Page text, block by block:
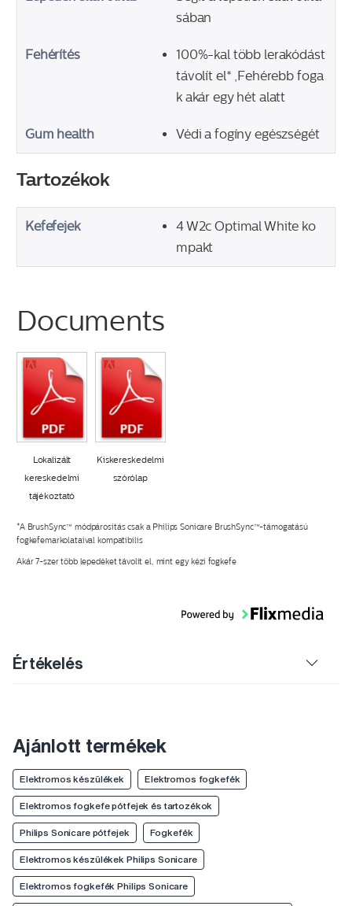
sában
Fehérítés
100%-kal több lerakódást
távolít el* ,Fehérebb foga
k akár egy hét alatt
Gum health Védi a fogíny egészségét
Tartozékok
Kefefejek
4 W2c Optimal White ko
mpakt
Documents
Lokalizált
kereskedelmi
tájékoztató
Kiskereskedelmi
szórólap
*A BrushSync™ módpárosítás csak a Philips Sonicare BrushSync™-támogatású
fogkefemarkolataival kompatibilis
Akár 7-szer több lepedéket távolít el, mint egy kézi fogkefe
Értékelés
Ajánlott termékek
Elektromos készülékek Elektromos fogkefék
Elektromos fogkefe pótfejek és tartozékok
Philips Sonicare pótfejek Fogkefék
Elektromos készülékek Philips Sonicare
Elektromos fogkefék Philips Sonicare